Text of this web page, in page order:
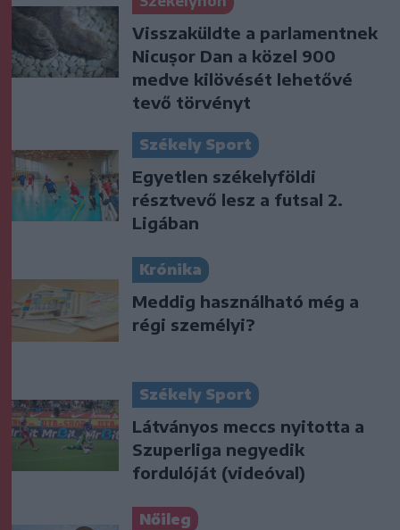
Visszaküldte a parlamentnek
Nicușor Dan a közel 900
medve kilövését lehetővé
tevő törvényt
Székely Sport
Egyetlen székelyföldi
résztvevő lesz a futsal 2.
Ligában
Krónika
Meddig használható még a
régi személyi?
Székely Sport
Látványos meccs nyitotta a
Szuperliga negyedik
fordulóját (videóval)
Nőileg